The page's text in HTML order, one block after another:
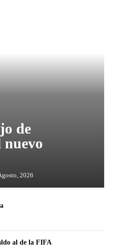
de
nuevo
2026
al de la FIFA